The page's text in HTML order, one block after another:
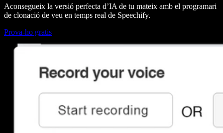
Aconsegueix la versió perfecta d’IA de tu mateix amb el programari
de clonació de veu en temps real de Speechify.
Prova-ho gratis